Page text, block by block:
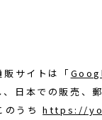
サイトは「
、日本での販売、
のうちhttps://